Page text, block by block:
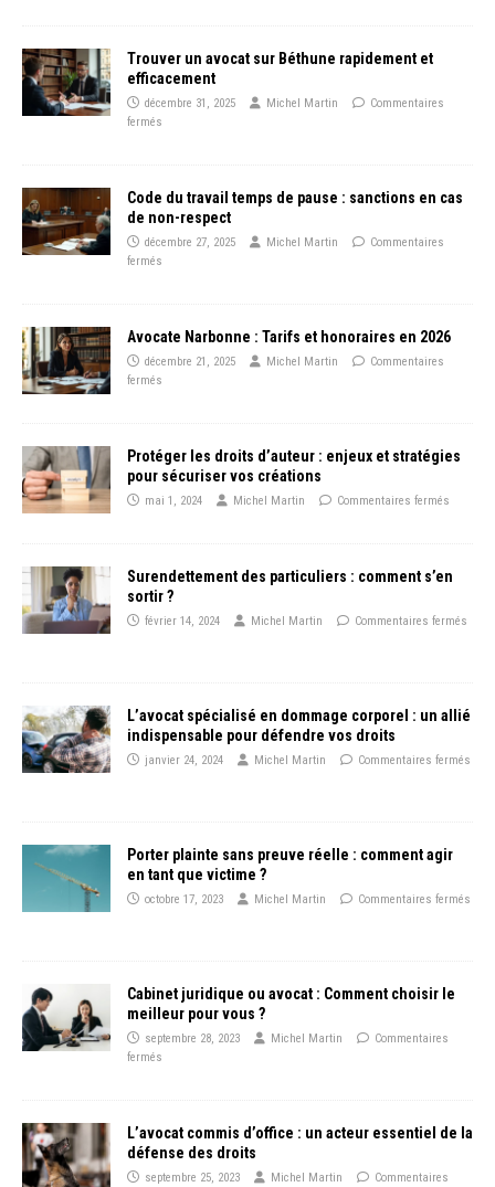
Trouver un avocat sur Béthune rapidement et
efficacement
décembre 31, 2025 Michel Martin
Commentaires
fermés
Code du travail temps de pause : sanctions en cas
de non-respect
décembre 27, 2025 Michel Martin
Commentaires
fermés
Avocate Narbonne : Tarifs et honoraires en 2026
décembre 21, 2025 Michel Martin
Commentaires
fermés
Protéger les droits d’auteur : enjeux et stratégies
pour sécuriser vos créations
mai 1, 2024 Michel Martin Commentaires fermés
Surendettement des particuliers : comment s’en
sortir ?
février 14, 2024 Michel Martin Commentaires fermés
L’avocat spécialisé en dommage corporel : un allié
indispensable pour défendre vos droits
janvier 24, 2024 Michel Martin Commentaires fermés
Porter plainte sans preuve réelle : comment agir
en tant que victime ?
octobre 17, 2023 Michel Martin Commentaires fermés
Cabinet juridique ou avocat : Comment choisir le
meilleur pour vous ?
septembre 28, 2023 Michel Martin
Commentaires
fermés
L’avocat commis d’office : un acteur essentiel de la
défense des droits
septembre 25, 2023 Michel Martin
Commentaires